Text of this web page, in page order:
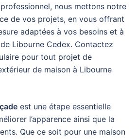
nous mettons notre
de vos projets, en vous offrant
adaptées à vos besoins et à
Libourne Cedex. Contactez
pour tout projet de
de maison à Libourne
est une étape essentielle
l’apparence ainsi que la
Que ce soit pour une maison